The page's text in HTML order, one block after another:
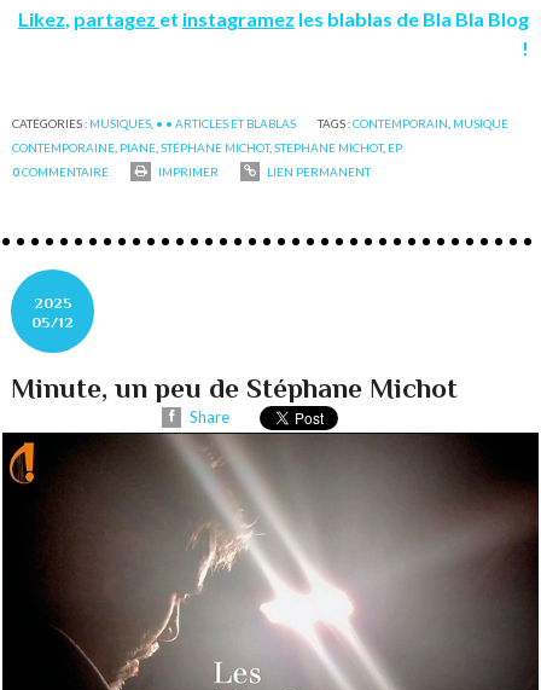
Likez partagez et instagramez les blablas de Bla Bla Blog
!
CATÉGORIES : MUSIQUES • • ARTICLES ET BLABLAS TAGS :CONTEMPORAIN MUSIQUE
CONTEMPORAINE PIANE ,STÉPHANE MICHOT,STEPHANE MICHOT, EP
0COMMENTAIRE IMPRIMER LIEN PERMANENT
2025
05/12
Minute, un peu de Stéphane Michot
Share